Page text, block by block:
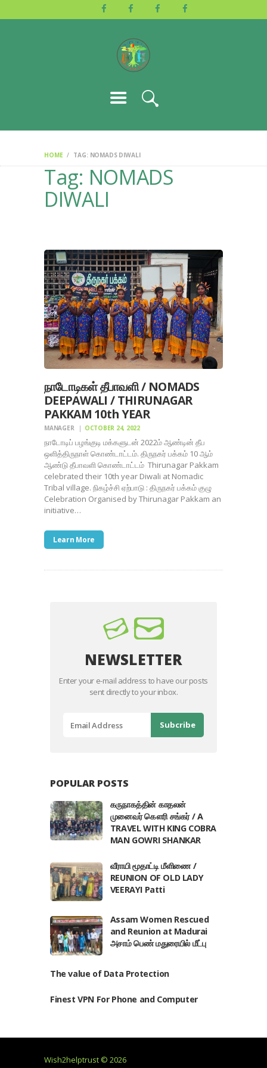
HOME TAG: NOMADS DIWALI
Tag: NOMADS
DIWALI
ACTIVITIES
நாடோடிகள் தீபாவளி / NOMADS
DEEPAWALI / THIRUNAGAR
PAKKAM 10th YEAR
MANAGER OCTOBER 24, 2022
நாடோடிப் பழங்குடி மக்களுடன் 2022ம் ஆண்டின் தீப
ஒளித்திருநாள் கொண்டாட்டம். திருநகர் பக்கம் 10 ஆம்
ஆண்டு தீபாவளி கொண்டாட்டம் Thirunagar Pakkam
celebrated their 10th year Diwali at Nomadic
Tribal village. நிகழ்ச்சி ஏற்பாடு : திருநகர் பக்கம் குழு
Celebration Organised by Thirunagar Pakkam an
initiative…
Learn More
NEWSLETTER
Enter your e-mail address to have our posts
sent directly to your inbox.
POPULAR POSTS
கருநாகத்தின் காதலன்
முனைவர் கௌரி சங்கர் / A
TRAVEL WITH KING COBRA
MAN GOWRI SHANKAR
வீராயி மூதாட்டி மீளிணை /
REUNION OF OLD LADY
VEERAYI Patti
Assam Women Rescued
and Reunion at Madurai
அசாம் பெண் மதுரையில் மீட்பு
The value of Data Protection
Finest VPN For Phone and Computer
Wish2helptrust © 2026